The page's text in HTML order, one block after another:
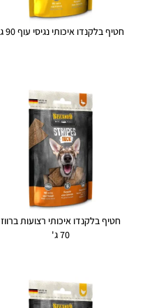
חטיף בלקנדו איכותי נגיסי עוף 90 ג'
חטיף בלקנדו איכותי רצועות ברווז
70 ג'